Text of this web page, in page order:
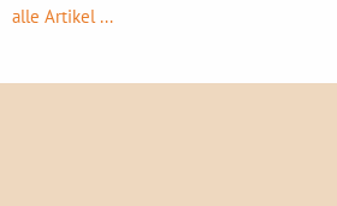
alle Artikel ...